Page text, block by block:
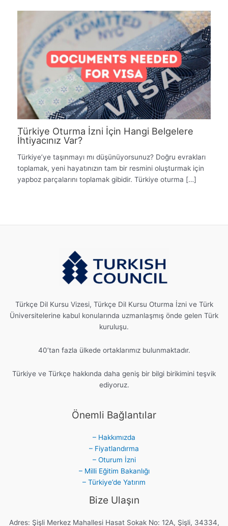
Türkiye Oturma İzni İçin Hangi Belgelere
İhtiyacınız Var?
Türkiye’ye taşınmayı mı düşünüyorsunuz? Doğru evrakları
toplamak, yeni hayatınızın tam bir resmini oluşturmak için
yapboz parçalarını toplamak gibidir. Türkiye oturma […]
Türkçe Dil Kursu Vizesi, Türkçe Dil Kursu Oturma İzni ve Türk
Üniversitelerine kabul konularında uzmanlaşmış önde gelen Türk
kuruluşu.
40’tan fazla ülkede ortaklarımız bulunmaktadır.
Türkiye ve Türkçe hakkında daha geniş bir bilgi birikimini teşvik
ediyoruz.
Önemli Bağlantılar
– Hakkımızda
– Fiyatlandırma
– Oturum İzni
– Milli Eğitim Bakanlığı
– Türkiye’de Yatırım
Bize Ulaşın
Adres: Şişli Merkez Mahallesi Hasat Sokak No: 12A, Şişli, 34334,